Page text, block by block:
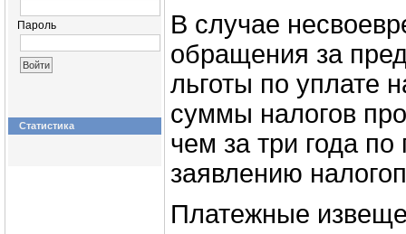
Пароль
Статистика
В случае
обращения за
льготы по уплате
суммы налогов
чем за три года
заявлению
Платежные